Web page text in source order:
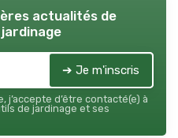
actualités de
➔ Je m'inscris
j’accepte d’être contacté(e) à
de jardinage et ses